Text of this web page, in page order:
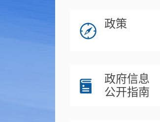
政策
政府信息
公开指南